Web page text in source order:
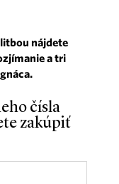
nájdete
a tri
čísla
zakúpiť